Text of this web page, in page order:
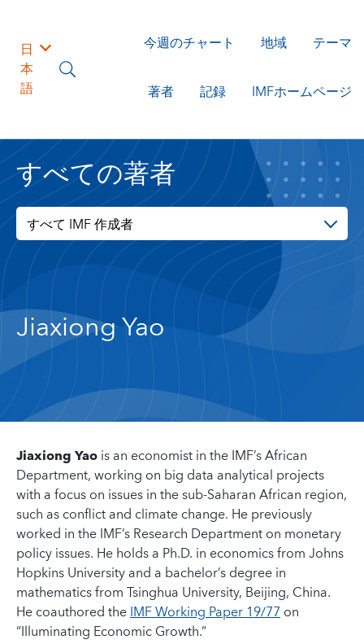
日
本
語
今週のチャート 地域 テーマ
著者 記録 IMFホームページ
すべての著者
すべて IMF 作成者
Jiaxiong Yao
Jiaxiong Yaois an economist in the IMF’s African
Department, working on big data analytical projects
with a focus on issues in the sub-Saharan African region,
such as conflict and climate change. He previously
worked in the IMF’s Research Department on monetary
policy issues. He holds a Ph.D. in economics from Johns
Hopkins University and a bachelor’s degree in
mathematics from Tsinghua University, Beijing, China.
He coauthored theIMF Working Paper 19/77on
“Illuminating Economic Growth.”